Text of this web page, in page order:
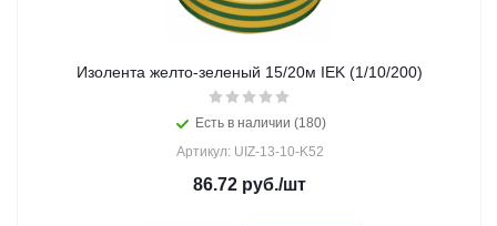
Изолента желто-зеленый 15/20м IEK (1/10/200)
Есть в наличии (180)
Артикул: UIZ-13-10-K52
86.72 руб./шт